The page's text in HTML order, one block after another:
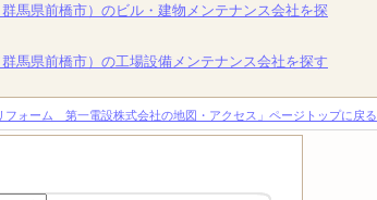
馬県前橋市）のビル・建物メンテナンス会社を探
馬県前橋市）の工場設備メンテナンス会社を探す
フォーム 第一電設株式会社の地図・アクセス」ページトップに戻る